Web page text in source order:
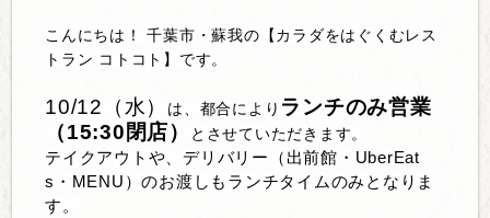
こんにちは！
千葉市・蘇我の【カラダをはぐくむレス
トラン コトコト】です。
10/12（水） は、都合により ランチのみ営業
（15:30閉店）
とさせていただきます。
テイクアウトや、デリバリー（出前館・UberEat
s・MENU）のお渡しもランチタイムのみと なりま
す。